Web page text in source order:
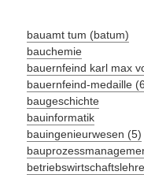
bauamt tum (batum)
bauchemie
bauernfeind karl max
bauernfeind-medaille
baugeschichte
bauinformatik
bauingenieurwesen (5)